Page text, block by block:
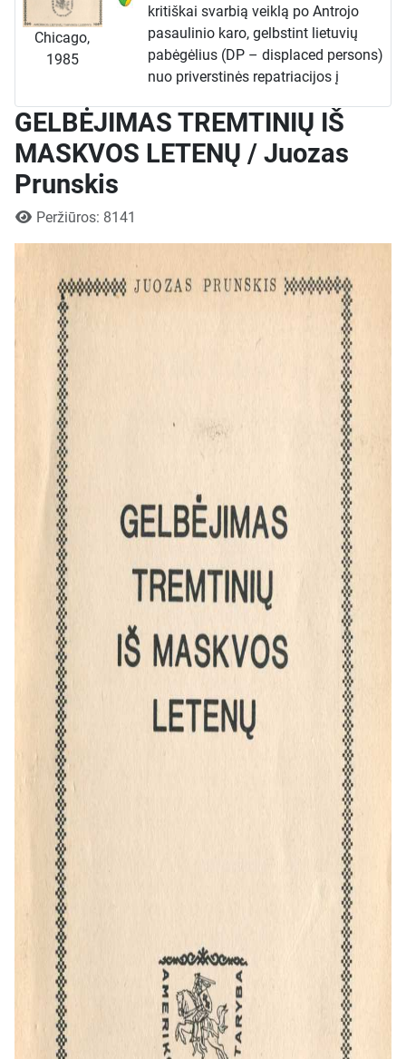
Chicago,
1985
kritiškai svarbią veiklą po Antrojo
pasaulinio karo, gelbstint lietuvių
pabėgėlius (DP – displaced persons)
nuo priverstinės repatriacijos į
Pagrindinis dėmesys sutelkiamas į
ALT politines ir diplomatines
pastangas paveikti JAV vyriausybę
pabėgėlių stovyklose.
Pagrindinės temos ir idėjos:
Politinė kova už tremtinių išlikimą:
Detaliai aprašomi konkretūs ALT
veiksmai: memorandumų ir laiškų
aukštais pareigūnais,
bendradarbiavimas su kitomis
organizacijomis (pvz., BALF'u). Šiais
veiksmais buvo siekiama informuoti
Amerikos valdžią apie tikrąją padėtį
stovyklose ir apginti tremtinių teisę
ALT, kaip politinio centro, svarba:
Leidinyje pabrėžiama, kad tuo metu
ALT buvo pagrindinis ir aktyviausias
Amerikos lietuvių politinis centras,
atstovavęs tautiečių interesams
Amerikos lietuvių vienybė ir
pilietiškumas:Akcentuojama, kaip
svarbu buvo sutelkti JAV lietuvių
siekiant apginti nuo sovietų teroro
Istorinė atmintis ir dėkingumas:
Leidinys yra ir padėka organizacijai,
kurios pastangų dėka dešimtims
tūkstančių lietuvių buvo atvertas
kelias į laisvą gyvenimą Amerikoje ir
kituose kraštuose.
Stilius ir kam skirta
Leidinio stilius yra dokumentinis,
informatyvus. Jame gausu oficialių
dokumentų – laiškų, memorandumų,
GELBĖJIMAS TREMTINIŲ IŠ
MASKVOS LETENŲ / Juozas
Prunskis
Išsami informacija
Peržiūros: 8141